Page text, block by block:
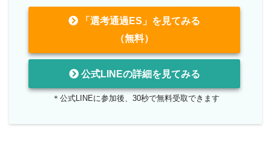
「選考通過ES」を見てみる
（無料）
公式LINEの詳細を見てみる
＊公式LINEに参加後、30秒で無料受取できます